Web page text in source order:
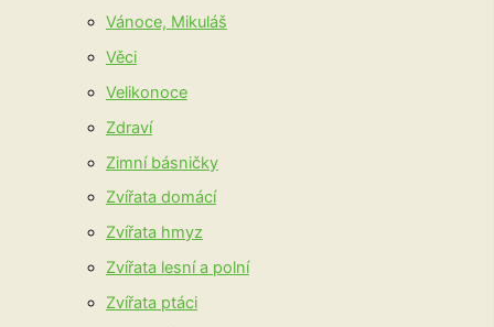
Vánoce, Mikuláš
Věci
Velikonoce
Zdraví
Zimní básničky
Zvířata domácí
Zvířata hmyz
Zvířata lesní a polní
Zvířata ptáci